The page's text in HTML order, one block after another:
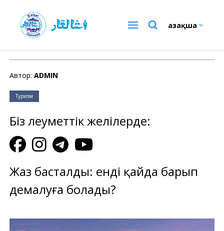
Қазақша
Автор: ADMIN
Туризм
Біз әлеуметтік желілерде:
Жаз басталды: енді қайда барып
демалуға болады?